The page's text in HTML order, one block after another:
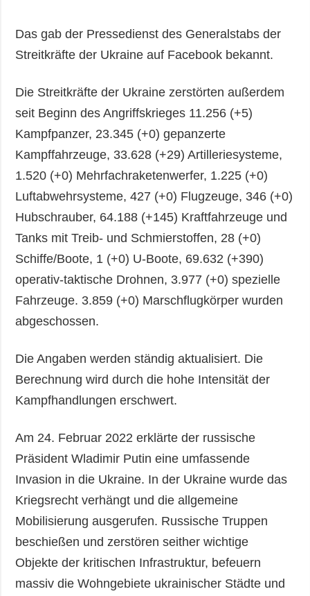
Das gab der Pressedienst des Generalstabs der
Streitkräfte der Ukraine auf Facebook bekannt.
Die Streitkräfte der Ukraine zerstörten außerdem
seit Beginn des Angriffskrieges 11.256 (+5)
Kampfpanzer, 23.345 (+0) gepanzerte
Kampffahrzeuge, 33.628 (+29) Artilleriesysteme,
1.520 (+0) Mehrfachraketenwerfer, 1.225 (+0)
Luftabwehrsysteme, 427 (+0) Flugzeuge, 346 (+0)
Hubschrauber, 64.188 (+145) Kraftfahrzeuge und
Tanks mit Treib- und Schmierstoffen, 28 (+0)
Schiffe/Boote, 1 (+0) U-Boote, 69.632 (+390)
operativ-taktische Drohnen, 3.977 (+0) spezielle
Fahrzeuge. 3.859 (+0) Marschflugkörper wurden
abgeschossen.
Die Angaben werden ständig aktualisiert. Die
Berechnung wird durch die hohe Intensität der
Kampfhandlungen erschwert.
Am 24. Februar 2022 erklärte der russische
Präsident Wladimir Putin eine umfassende
Invasion in die Ukraine. In der Ukraine wurde das
Kriegsrecht verhängt und die allgemeine
Mobilisierung ausgerufen. Russische Truppen
beschießen und zerstören seither wichtige
Objekte der kritischen Infrastruktur, befeuern
massiv die Wohngebiete ukrainischer Städte und